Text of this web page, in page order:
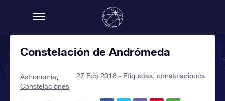
Constelación de Andrómeda
Astronomía
Constelaciónes
27 Feb 2018 - Etiquetas: constelaciones